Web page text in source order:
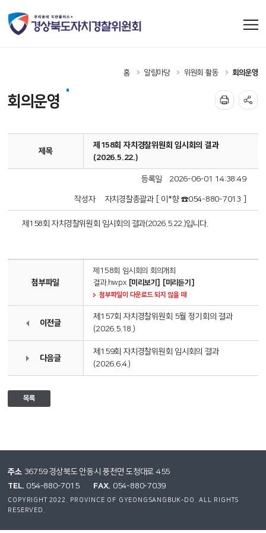
홈 알림마당 위원회 활동 회의운영
회의운영
제목
제158회 자치경찰위원회 임시회의 결과
(2026.5.22.)
등록일 2026-06-01 14:38:49
작성자 자치경찰총괄과 [ 이*향 ☎054-880-7013 ]
제158회 자치경찰위원회 임시회의 결과(2026.5.22.)입니다.
첨부파일
제158회 임시회의 회의개최
결과.hwpx [미리보기] [미리듣기]
첨부파일이 다운로드 되지 않을 때
이전글
제157회 자치경찰위원회 5월 정기회의 결과
(2026.5.18.)
다음글
제159회 자치경찰위원회 임시회의 결과
(2026.6.4.)
목록
주소 36759 경상북도 안동시 풍천면 도청대로 455
TEL. 054-880-7015 FAX. 054-880-7039
COPYRIGHT 2022. PROVINCE OF GYEONGSANGBUK-DO. ALL RIGHTS
RESERVED.